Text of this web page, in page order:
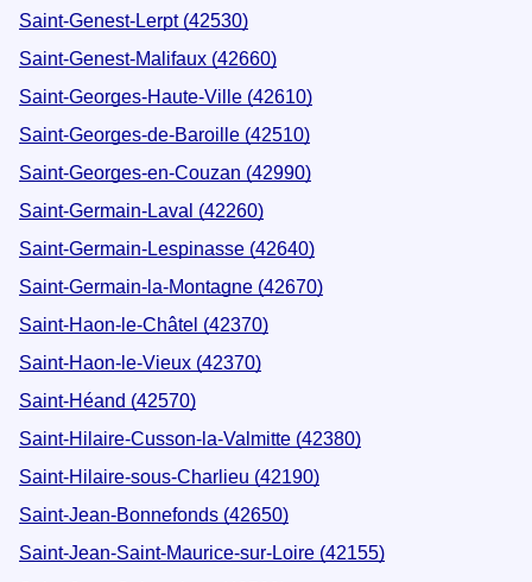
Saint-Genest-Lerpt (42530)
Saint-Genest-Malifaux (42660)
Saint-Georges-Haute-Ville (42610)
Saint-Georges-de-Baroille (42510)
Saint-Georges-en-Couzan (42990)
Saint-Germain-Laval (42260)
Saint-Germain-Lespinasse (42640)
Saint-Germain-la-Montagne (42670)
Saint-Haon-le-Châtel (42370)
Saint-Haon-le-Vieux (42370)
Saint-Héand (42570)
Saint-Hilaire-Cusson-la-Valmitte (42380)
Saint-Hilaire-sous-Charlieu (42190)
Saint-Jean-Bonnefonds (42650)
Saint-Jean-Saint-Maurice-sur-Loire (42155)